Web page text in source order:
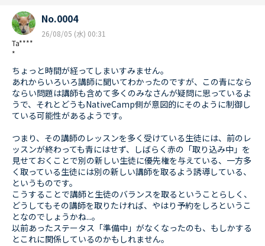
Ta****
*
No.0004
26/08/05 (水) 00:31
ちょっと時間が経ってしまいすみません。
あれからいろいろ講師に聞いてわかったのですが、この青になら
ならい問題は講師も含めて多くのみなさんが疑問に思っているよ
うで、それとどうもNativeCamp側が意図的にそのように制御し
ている可能性があるようです。
つまり、その講師のレッスンを多く受けている生徒には、前のレ
ッスンが終わっても青にはせず、しばらく赤の「取り込み中」を
見せておくことで別の新しい生徒に優先権を与えている、一方多
く取っている生徒には別の新しい講師を取るよう誘導している、
というものです。
こうすることで講師と生徒のバランスを取るということらしく、
どうしてもその講師を取りたければ、やはり予約をしろというこ
となのでしょうかね...。
以前あったステータス「準備中」がなくなったのも、もしかする
とこれに関係しているのかもしれません。